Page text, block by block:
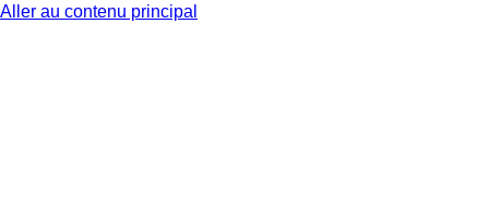
Aller au contenu principal